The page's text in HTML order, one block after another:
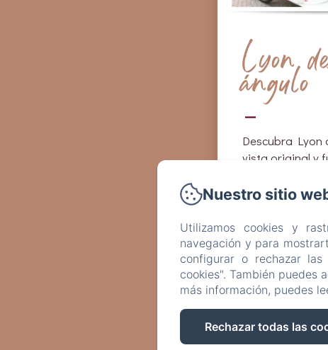
Lyon
ángulo
Descubra Lyon
vista original y
tesoro
elegir!
Exclusivo:
descuento
Dorées
http://www.lyon-
Nuestro sitio
Utilizamos cookies y
navegación y para
configurar o rechazar
cookies". También puedes
más información, puedes
Rechazar todas las